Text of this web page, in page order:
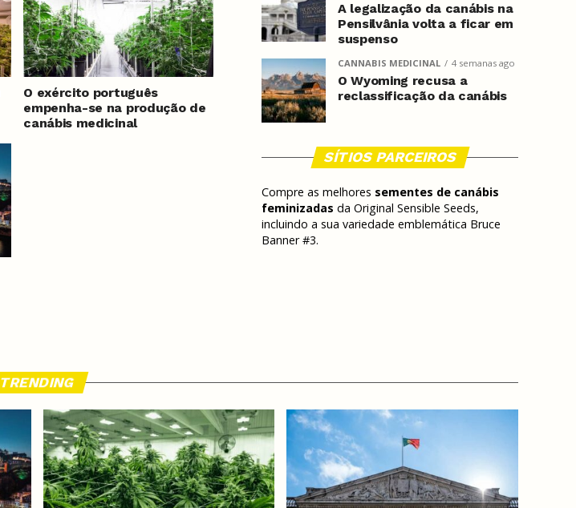
O exército português
empenha-se na produção de
canábis medicinal
A legalização da canábis na
Pensilvânia volta a ficar em
suspenso
CANNABIS MEDICINAL 4 semanas ago
O Wyoming recusa a
reclassificação da canábis
SÍTIOS PARCEIROS
Compre as melhores sementes de canábis
feminizadas da Original Sensible Seeds,
incluindo a sua variedade emblemática Bruce
Banner #3.
TRENDING